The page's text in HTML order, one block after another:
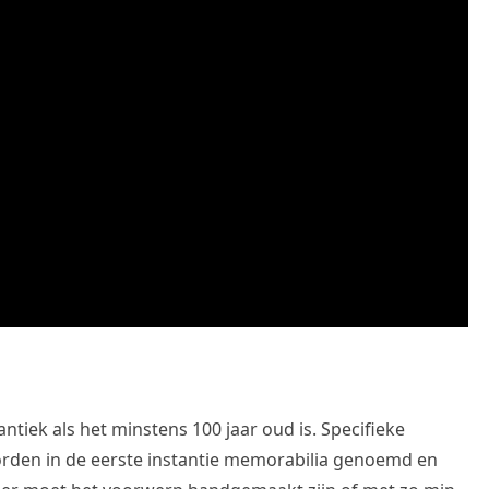
als het minstens 100 jaar oud is. Specifieke
in de eerste instantie memorabilia genoemd en